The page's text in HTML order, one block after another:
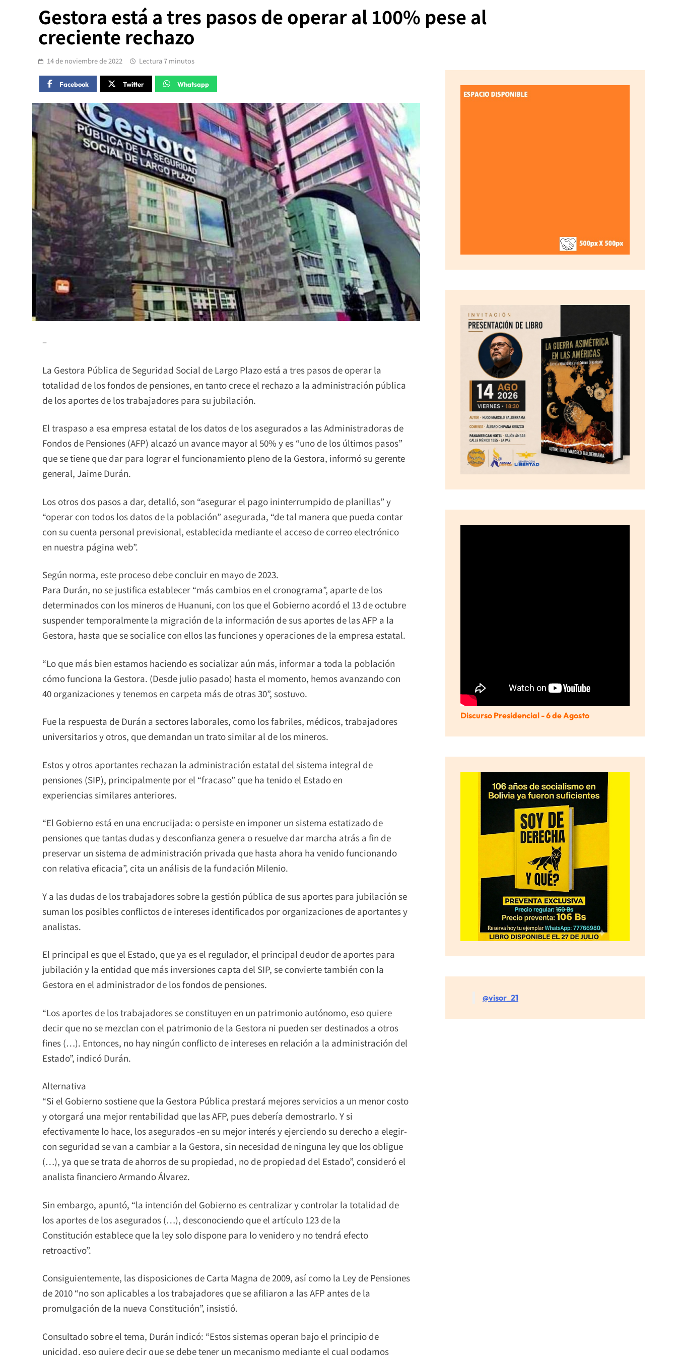
Gestora está a tres pasos de operar al 100% pese al
creciente rechazo
14 de noviembre de 2022 Lectura 7 minutos
Facebook Twitter Whatsapp
–
La Gestora Pública de Seguridad Social de Largo Plazo está a tres pasos de operar la
totalidad de los fondos de pensiones, en tanto crece el rechazo a la administración pública
de los aportes de los trabajadores para su jubilación.
El traspaso a esa empresa estatal de los datos de los asegurados a las Administradoras de
Fondos de Pensiones (AFP) alcazó un avance mayor al 50% y es “uno de los últimos pasos”
que se tiene que dar para lograr el funcionamiento pleno de la Gestora, informó su gerente
general, Jaime Durán.
Los otros dos pasos a dar, detalló, son “asegurar el pago ininterrumpido de planillas” y
“operar con todos los datos de la población” asegurada, “de tal manera que pueda contar
con su cuenta personal previsional, establecida mediante el acceso de correo electrónico
en nuestra página web”.
Según norma, este proceso debe concluir en mayo de 2023.
Para Durán, no se justifica establecer “más cambios en el cronograma”, aparte de los
determinados con los mineros de Huanuni, con los que el Gobierno acordó el 13 de octubre
suspender temporalmente la migración de la información de sus aportes de las AFP a la
Gestora, hasta que se socialice con ellos las funciones y operaciones de la empresa estatal.
“Lo que más bien estamos haciendo es socializar aún más, informar a toda la población
cómo funciona la Gestora. (Desde julio pasado) hasta el momento, hemos avanzando con
40 organizaciones y tenemos en carpeta más de otras 30”, sostuvo.
Fue la respuesta de Durán a sectores laborales, como los fabriles, médicos, trabajadores
universitarios y otros, que demandan un trato similar al de los mineros.
Estos y otros aportantes rechazan la administración estatal del sistema integral de
pensiones (SIP), principalmente por el “fracaso” que ha tenido el Estado en
experiencias similares anteriores.
“El Gobierno está en una encrucijada: o persiste en imponer un sistema estatizado de
pensiones que tantas dudas y desconfianza genera o resuelve dar marcha atrás a fin de
preservar un sistema de administración privada que hasta ahora ha venido funcionando
con relativa eficacia”, cita un análisis de la fundación Milenio.
Y a las dudas de los trabajadores sobre la gestión pública de sus aportes para jubilación se
suman los posibles conflictos de intereses identificados por organizaciones de aportantes y
analistas.
El principal es que el Estado, que ya es el regulador, el principal deudor de aportes para
jubilación y la entidad que más inversiones capta del SIP, se convierte también con la
Gestora en el administrador de los fondos de pensiones.
“Los aportes de los trabajadores se constituyen en un patrimonio autónomo, eso quiere
decir que no se mezclan con el patrimonio de la Gestora ni pueden ser destinados a otros
fines (…). Entonces, no hay ningún conflicto de intereses en relación a la administración del
Estado”, indicó Durán.
Alternativa
“Si el Gobierno sostiene que la Gestora Pública prestará mejores servicios a un menor costo
y otorgará una mejor rentabilidad que las AFP, pues debería demostrarlo. Y si
efectivamente lo hace, los asegurados -en su mejor interés y ejerciendo su derecho a elegir-
con seguridad se van a cambiar a la Gestora, sin necesidad de ninguna ley que los obligue
(…), ya que se trata de ahorros de su propiedad, no de propiedad del Estado”, consideró el
analista financiero Armando Álvarez.
Sin embargo, apuntó, “la intención del Gobierno es centralizar y controlar la totalidad de
los aportes de los asegurados (…), desconociendo que el artículo 123 de la
Constitución establece que la ley solo dispone para lo venidero y no tendrá efecto
retroactivo”.
Consiguientemente, las disposiciones de Carta Magna de 2009, así como la Ley de Pensiones
de 2010 “no son aplicables a los trabajadores que se afiliaron a las AFP antes de la
promulgación de la nueva Constitución”, insistió.
Consultado sobre el tema, Durán indicó: “Estos sistemas operan bajo el principio de
unicidad, eso quiere decir que se debe tener un mecanismo mediante el cual podamos
Discurso Presidencial - 6 de Agosto
@visor_21